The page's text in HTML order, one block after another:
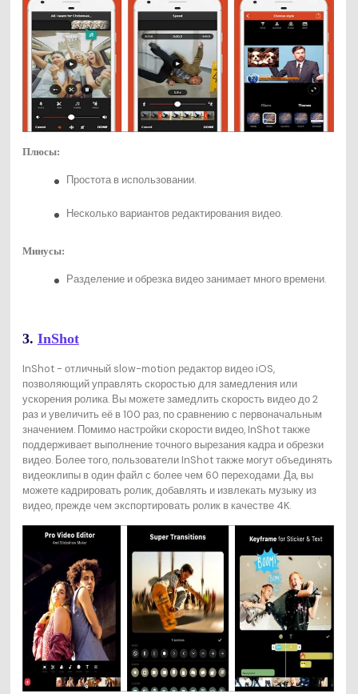
Плюсы:
Простота в использовании.
Несколько вариантов редактирования видео.
Минусы:
Разделение и обрезка видео занимает много времени.
3. InShot
InShot - отличный slow-motion редактор видео iOS,
позволяющий управлять скоростью для замедления или
ускорения ролика. Вы можете замедлить скорость видео до 2
раз и увеличить её в 100 раз, по сравнению с первоначальным
значением. Помимо настройки скорости видео, InShot также
поддерживает выполнение точного вырезания кадра и обрезки
видео. Более того, пользователи InShot также могут объединять
видеоклипы в один файл с более чем 60 переходами. Да, вы
можете кадрировать ролик, добавлять и извлекать музыку из
видео, прежде чем экспортировать ролик в качестве 4K.